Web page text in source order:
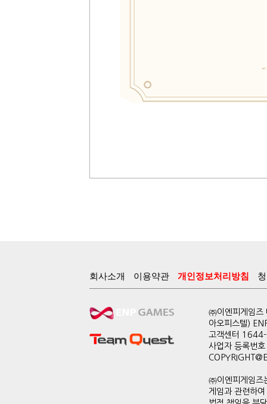
회사소개 이용약관 개인정보처리방침
㈜이엔피게임
아오피스텔)
고객센터
사업자 등록번
㈜이엔피게임즈
게임과 관련하